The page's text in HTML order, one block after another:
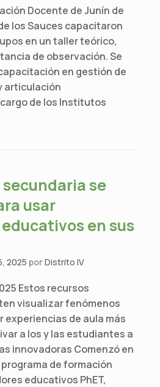
Docente de Junín de
los Sauces capacitaron
en un taller teórico,
de observación. Se
en gestión de
articulación
de los Institutos
se
usar
en sus
2025 porDistrito IV
Estos recursos
visualizar fenómenos
de aula más
a los y las estudiantes a
innovadoras Comenzó en
de formación
educativos PhET,